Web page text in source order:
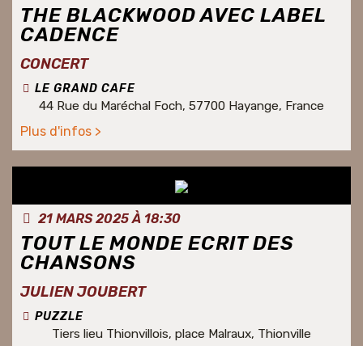
THE BLACKWOOD AVEC LABEL
CADENCE
CONCERT
LE GRAND CAFE
44 Rue du Maréchal Foch, 57700 Hayange, France
Plus d'infos >
21 MARS 2025 À 18:30
TOUT LE MONDE ECRIT DES
CHANSONS
JULIEN JOUBERT
PUZZLE
Tiers lieu Thionvillois, place Malraux, Thionville